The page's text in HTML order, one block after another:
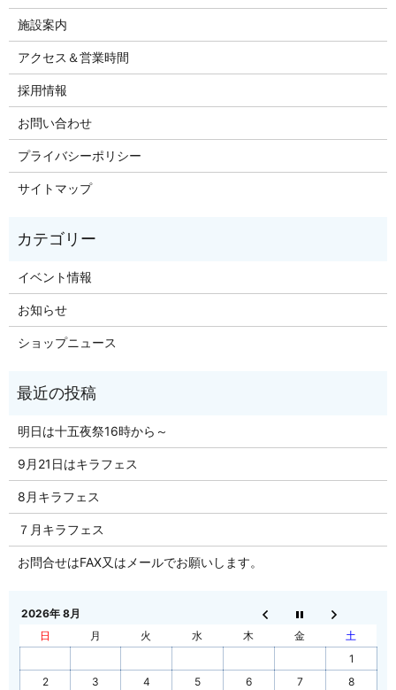
施設案内
アクセス＆営業時間
採用情報
お問い合わせ
プライバシーポリシー
サイトマップ
イベント情報
お知らせ
ショップニュース
明日は十五夜祭16時から～
9月21日はキラフェス
8月キラフェス
７月キラフェス
お問合せはFAX又はメールでお願いします。
2026年 8月
日
月 火 水 木 金
土
1
2
3 4 5 6 7 8